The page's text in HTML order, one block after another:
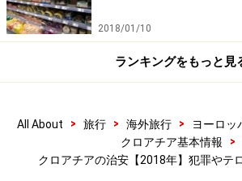
2018/01/10
ランキングをもっと見
All About > 旅行 > 海外旅行 > ヨーロッ
クロアチア基本情報
>
クロアチアの治安【2018年】犯罪やテ